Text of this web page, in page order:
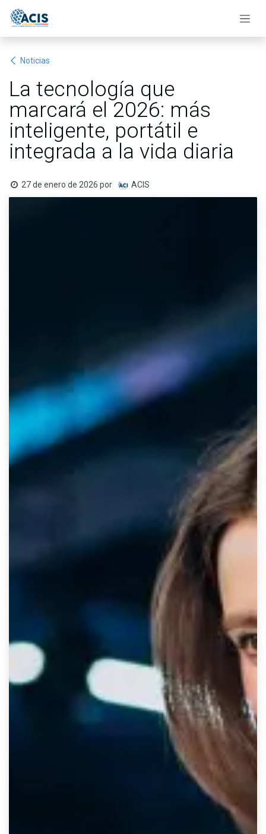
Noticias
La tecnología que
marcará el 2026: más
inteligente, portátil e
integrada a la vida diaria
27 de enero de 2026 por ACIS